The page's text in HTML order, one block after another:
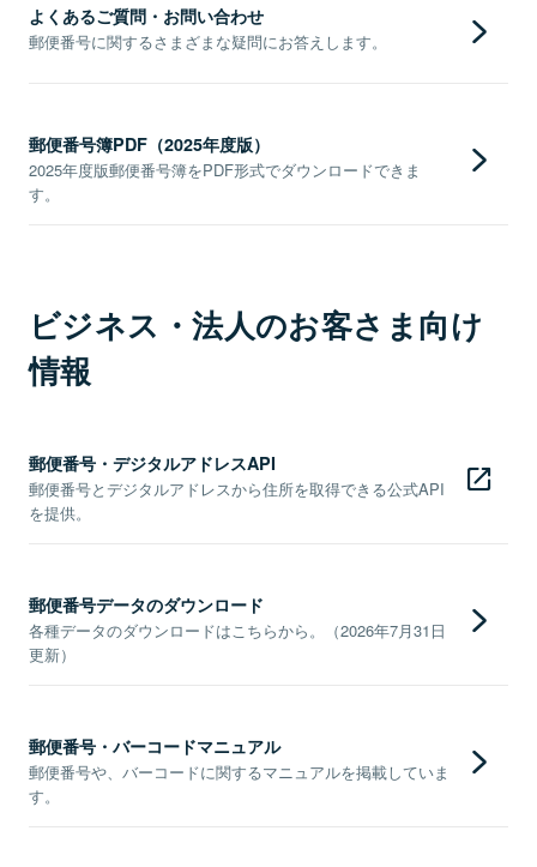
よくあるご質問・お問い合わせ
郵便番号に関するさまざまな疑問にお答えします。
郵便番号簿PDF（2025年度版）
2025年度版郵便番号簿をPDF形式でダウンロードできま
す。
ビジネス・法人のお客さま向け
情報
郵便番号・デジタルアドレスAPI
郵便番号とデジタルアドレスから住所を取得できる公式API
を提供。
郵便番号データのダウンロード
各種データのダウンロードはこちらから。（2026年7月31日
更新）
郵便番号・バーコードマニュアル
郵便番号や、バーコードに関するマニュアルを掲載していま
す。